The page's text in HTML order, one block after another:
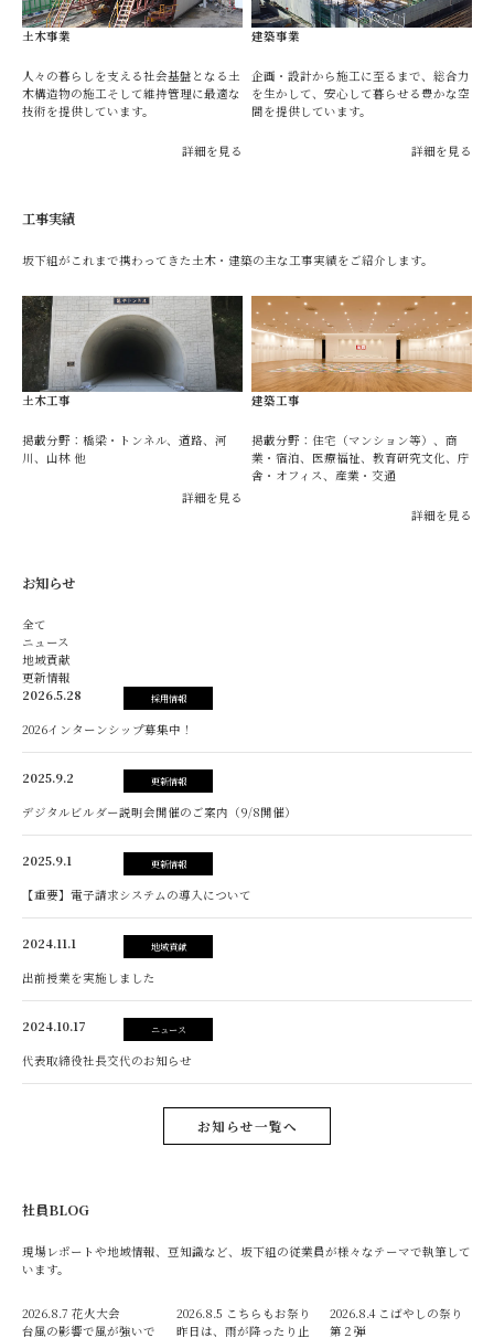
土木事業
人々の暮らしを支える社会基盤となる土
木構造物の施工そして維持管理に最適な
技術を提供しています。
詳細を見る
建築事業
企画・設計から施工に至るまで、総合力
を生かして、安心して暮らせる豊かな空
間を提供しています。
詳細を見る
工事実績
坂下組がこれまで携わってきた土木・建築の主な工事実績をご紹介します。
土木工事
掲載分野：橋梁・トンネル、道路、河
川、山林 他
詳細を見る
建築工事
掲載分野：住宅（マンション等）、商
業・宿泊、医療福祉、教育研究文化、庁
舎・オフィス、産業・交通
詳細を見る
お知らせ
全て
ニュース
地域貢献
更新情報
2026.5.28
採用情報
2026インターンシップ募集中！
2025.9.2 更新情報
デジタルビルダー説明会開催のご案内（9/8開催）
2025.9.1 更新情報
【重要】電子請求システムの導入について
2024.11.1 地域貢献
出前授業を実施しました
2024.10.17 ニュース
代表取締役社長交代のお知らせ
お知らせ一覧へ
社員BLOG
現場レポートや地域情報、豆知識など、坂下組の従業員が様々なテーマで執筆して
います。
2026.8.7 花火大会
台風の影響で風が強いで
2026.8.5 こちらもお祭り
昨日は、雨が降ったり止
2026.8.4 こばやしの祭り
第２弾